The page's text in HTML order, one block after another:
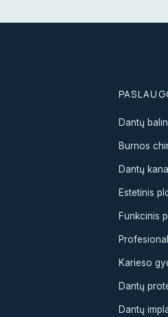
Dantų
Burnos
Dantų
Estetinis
Funkcinis
Karieso
Dantų
Dantų